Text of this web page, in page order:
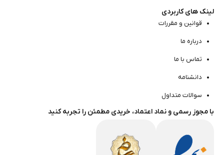
لینک های کاربردی
قوانین و مقررات
درباره ما
تماس با ما
دانشنامه
سوالات متداول
با مجوز رسمی و نماد اعتماد، خریدی مطمئن را تجربه کنید